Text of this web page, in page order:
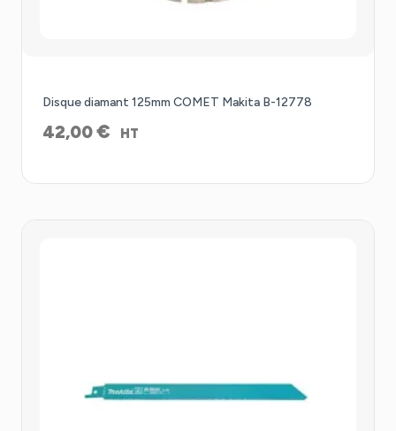
Disque diamant 125mm COMET Makita B-12778
42,00€ HT